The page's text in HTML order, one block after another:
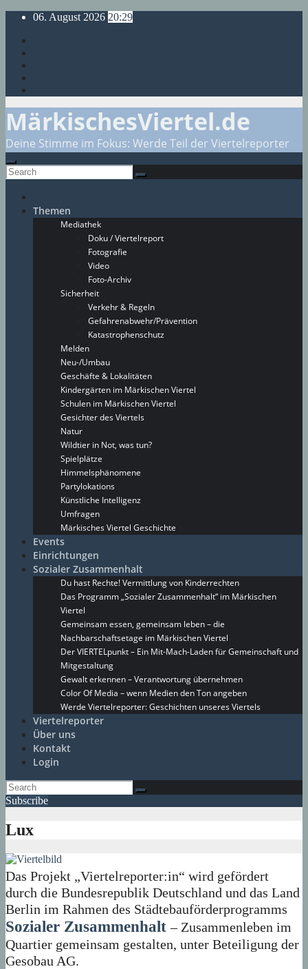
Skip
content
06. August 2026 20:29
MärkischesViertel.de
Deine Stimme im Fokus: Werde Teil der Viertelreporter
Themen
Mediathek
Doku / Viertelreport
Fotografie
Video
Foto-Archiv
Sicherheit
Verkehr & Regeln
Gefahrenabwehr/Prävention
Katastrophenschutz
Melden
Neu-/Umbau
Geschäfte & Lokalitäten
Kindergärten im Märkischen Viertel
Schulen im Märkischen Viertel
Gesichter des Viertels
Natur
Wildtier in Not, was tun?
Spielplätze
Himmelsphänomene
Partylokations
Künstliche Intelligenz
Umfragen
Märkisches Viertel Geschichte
Events
Einrichtungen
Sozialer Zusammenhalt
Du hast Rechte! Vermittlung von Kinderrechten
Das Programm „Sozialer Zusammenhalt“ im Märkischen
Viertel
Gemeinsam essen, gemeinsam leben – die
Nachbarschaftsetage im Märkischen Viertel
Der VIERTELpunkt – Ein Mit-Mach-Laden für Gemeinschaft und
Mitgestaltung
Gewalt erkennen – Verantwortung übernehmen
Color Of Media – wenn Medien den Ton angeben
Werde Viertelreporter: Geschichten unseres Viertels
Viertelreporter
Über uns
Kontakt
Login
Subscribe
Lux
Das Projekt „Viertelreporter:in“ wird gefördert
durch die Bundesrepublik Deutschland und das Land
Berlin im Rahmen des Städtebauförderprogramms
Sozialer Zusammenhalt – Zusammenleben im
Quartier gemeinsam gestalten, unter Beteiligung der
Gesobau AG.